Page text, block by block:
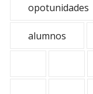
opotunidades
alumnos